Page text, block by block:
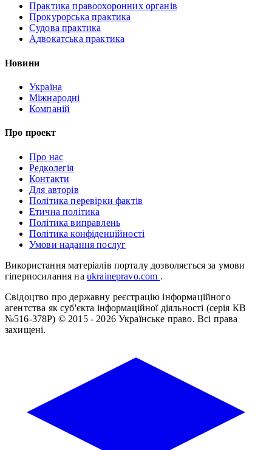
Практика правоохоронних органів
Прокурорська практика
Судова практика
Адвокатська практика
Новини
Україна
Міжнародні
Компаній
Про проект
Про нас
Редколегія
Контакти
Для авторів
Політика перевірки фактів
Етична політика
Політика виправлень
Політика конфіденційності
Умови надання послуг
Використання матеріалів порталу дозволяється за умови
гіперпосилання на ukrainepravo.com .
Свідоцтво про державну реєстрацію інформаційного
агентства як суб'єкта інформаційної діяльності (серія КВ
№516-378Р) © 2015 - 2026 Українське право. Всі права
захищені.